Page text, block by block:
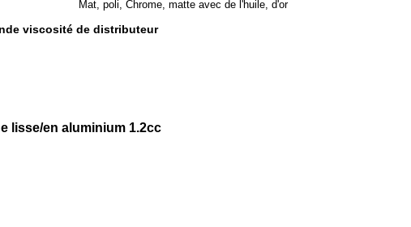
Mat, poli, Chrome, matte avec de l'huile, d'or
viscosité de distributeur
lisse/en aluminium 1.2cc